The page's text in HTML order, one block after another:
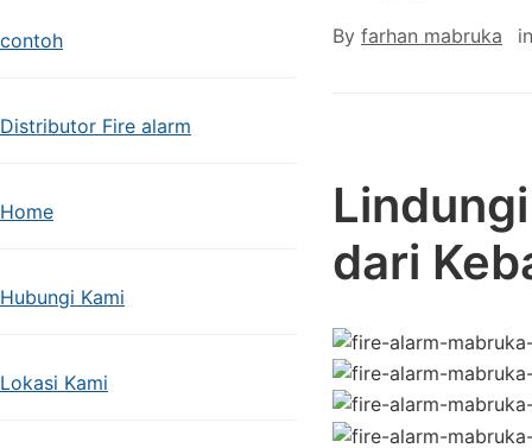
contoh
Distributor Fire alarm
Home
Hubungi Kami
Lokasi Kami
By farhan mabruka
dari